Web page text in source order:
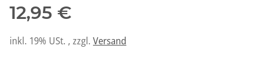
12,95 €
inkl. 19% USt. , zzgl. Versand